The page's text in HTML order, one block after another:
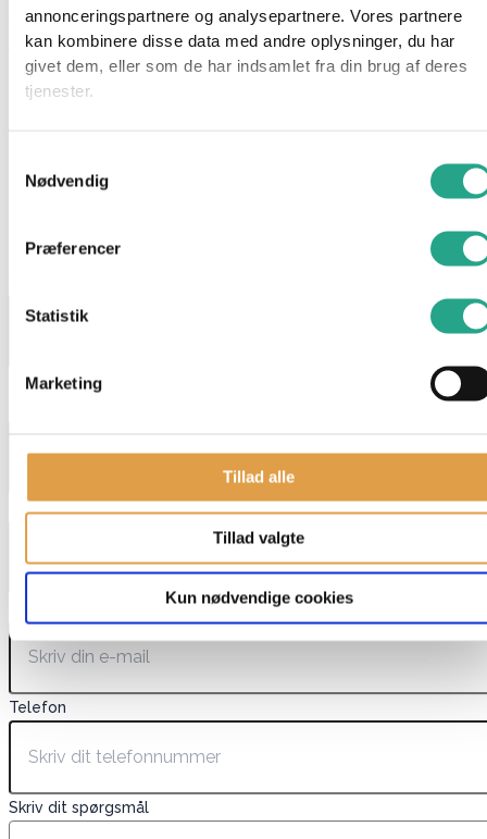
annonceringspartnere og analysepartnere. Vores partnere
kan kombinere disse data med andre oplysninger, du har
givet dem, eller som de har indsamlet fra din brug af deres
tjenester.
Nødvendig
Præferencer
Statistik
Marketing
Tillad alle
Tillad valgte
Kun nødvendige cookies
Specifikationer
Alder: 4 år
Indhold: 19 dele
Har du spørgsmål til denne vare?
Dette felt er skjult, når du får vist formularen
Dette felt er skjult, når du får vist formularen
Navn*
Telefon
Skriv dit spørgsmål